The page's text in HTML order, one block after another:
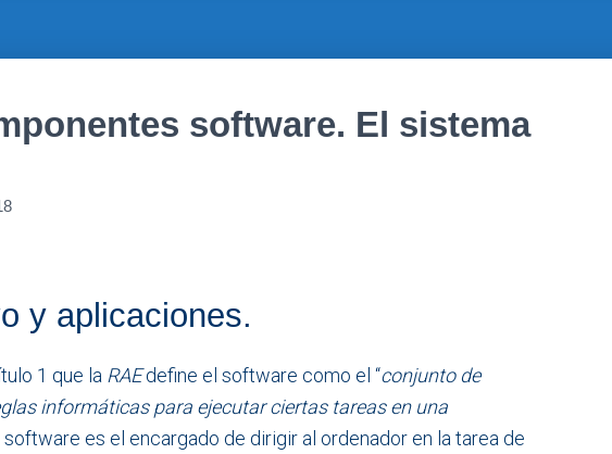
software. El sistema
y aplicaciones.
1 que la RAEdefine el software como el “conjunto de
informáticas para ejecutar ciertas tareas en una
software es el encargado de dirigir al ordenador en la tarea de